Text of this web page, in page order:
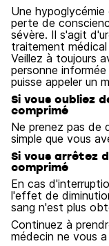
Une
perte de
sévère. Il s'agit
traitement
Veillez à toujours
personne
puisse appeler un
Si vous oubliez
comprimé
Ne prenez pas de
simple que vous
Si vous arrêtez
comprimé
En cas
l'effet de
sang n'est plus
Continuez à
médecin ne vous